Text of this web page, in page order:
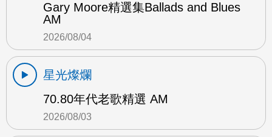
Gary Moore精選集Ballads and Blues
AM
2026/08/04
星光燦爛
70.80年代老歌精選 AM
2026/08/03